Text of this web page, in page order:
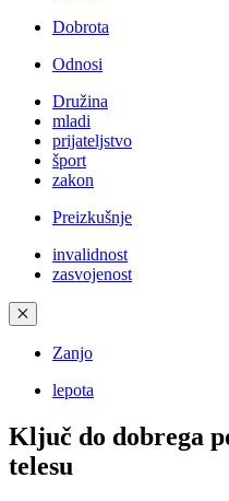
Dobrota
Odnosi
Družina
mladi
prijateljstvo
šport
zakon
Preizkušnje
invalidnost
zasvojenost
✕
Zanjo
lepota
Ključ do dobrega
telesu